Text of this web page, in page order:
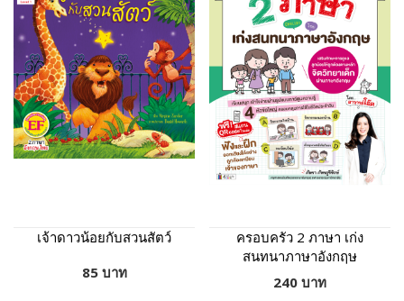
เจ้าดาวน้อยกับสวนสัตว์
85 บาท
ครอบครัว 2 ภาษา เก่ง
สนทนาภาษาอังกฤษ
240 บาท